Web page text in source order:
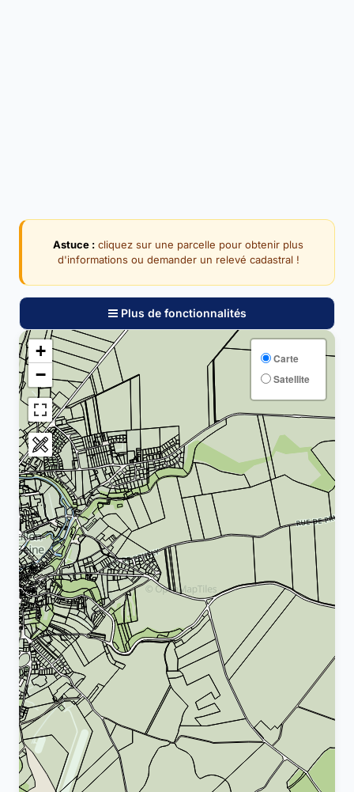
Astuce : cliquez sur une parcelle pour obtenir plus
d'informations ou demander un relevé cadastral !
Plus de fonctionnalités
+
−
Carte
Satellite